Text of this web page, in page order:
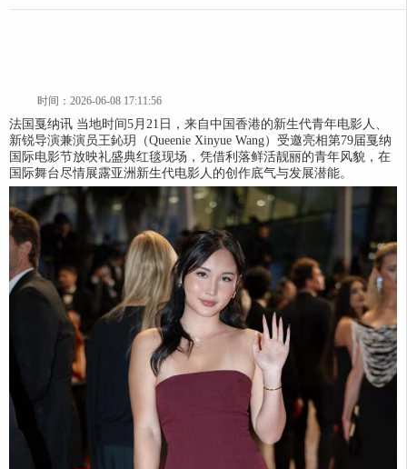
时间：2026-06-08 17:11:56
法国戛纳讯 当地时间5月21日，来自中国香港的新生代青年电影人、
新锐导演兼演员王鈊玥（Queenie Xinyue Wang）受邀亮相第79届戛纳
国际电影节放映礼盛典红毯现场，凭借利落鲜活靓丽的青年风貌，在
国际舞台尽情展露亚洲新生代电影人的创作底气与发展潜能。